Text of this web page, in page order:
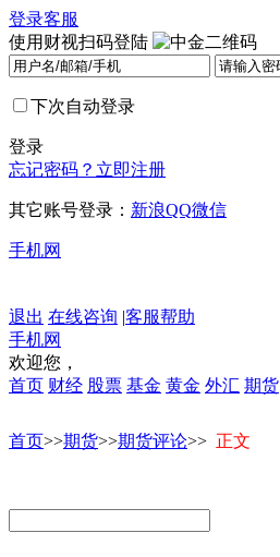
登录客服
使用财视扫码登陆
下次自动登录
登录
忘记密码？ 立即注册
其它账号登录： 新浪QQ微信
手机网
退出 在线咨询 |客服帮助
手机网
欢迎您，
首页 财经 股票 基金 黄金 外汇 期货
首页>>期货>>期货评论>> 正文